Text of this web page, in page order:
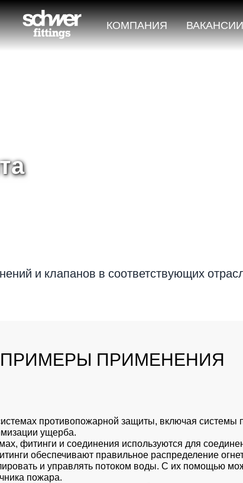
КОМПАНИЯ ВАКАНСИИ
и клапанов в соответствующих
ПРИМЕРЫ ПРИМЕНЕНИЯ
противопожарной защиты, включая
ущерба.
фитинги и соединения используются для
обеспечивают правильное распределение
и управлять потоком воды. С их помощью
пожара.